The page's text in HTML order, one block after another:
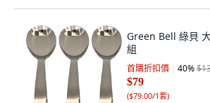
Green Bell 綠貝
組
首購折扣價 40%
$79
($79.00/1套)